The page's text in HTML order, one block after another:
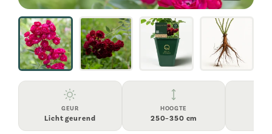
GEUR
Licht geurend
HOOGTE
250–350 cm